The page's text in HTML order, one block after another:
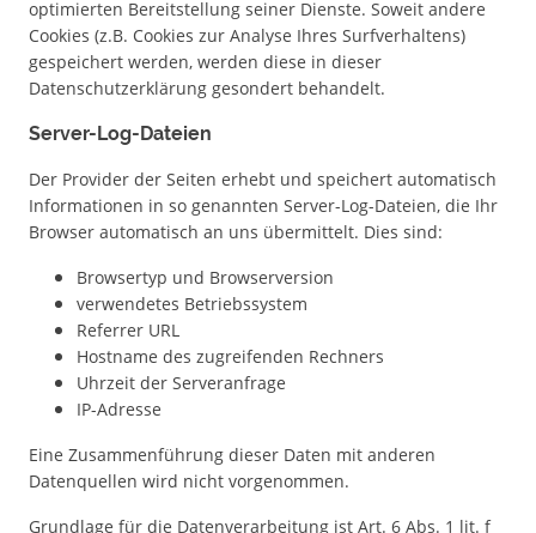
optimierten Bereitstellung seiner Dienste. Soweit andere
Cookies (z.B. Cookies zur Analyse Ihres Surfverhaltens)
gespeichert werden, werden diese in dieser
Datenschutzerklärung gesondert behandelt.
Server-Log-Dateien
Der Provider der Seiten erhebt und speichert automatisch
Informationen in so genannten Server-Log-Dateien, die Ihr
Browser automatisch an uns übermittelt. Dies sind:
Browsertyp und Browserversion
verwendetes Betriebssystem
Referrer URL
Hostname des zugreifenden Rechners
Uhrzeit der Serveranfrage
IP-Adresse
Eine Zusammenführung dieser Daten mit anderen
Datenquellen wird nicht vorgenommen.
Grundlage für die Datenverarbeitung ist Art. 6 Abs. 1 lit. f